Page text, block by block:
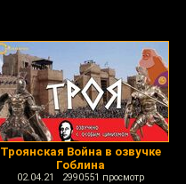
Троянская Война в озвучке
Гоблина
02.04.21 2990551 просмотр